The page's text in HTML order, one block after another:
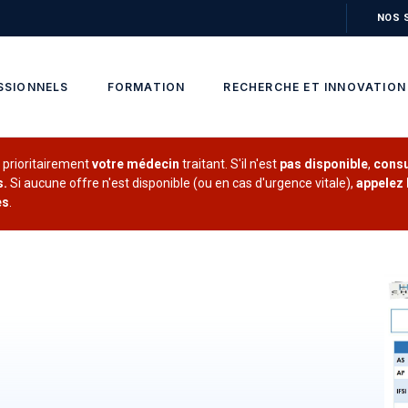
FORMATION RECHERCHE ET INNOVATION
NOS
prioritairementvotre médecin traitant. S'il n'est pas disponible,
Si aucune offre n'est disponible (ou en cas d'urgence vitale), appelez